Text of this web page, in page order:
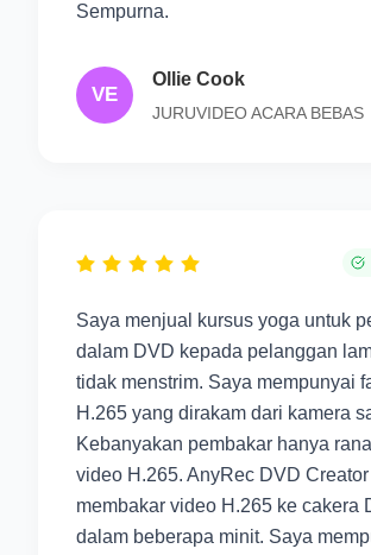
Sempurna.
VE
Ollie Cook
JURUVIDEO ACARA BEBAS
Saya menjual kursus yoga untuk
dalam DVD kepada pelanggan
tidak menstrim. Saya mempunyai
H.265 yang dirakam dari kamera
Kebanyakan pembakar hanya
video H.265. AnyRec DVD
membakar video H.265 ke cakera
dalam beberapa minit. Saya